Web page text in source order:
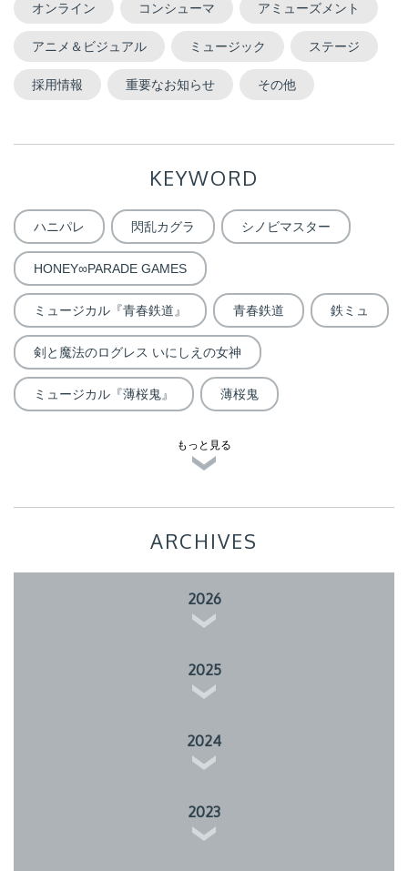
オンライン コンシューマ アミューズメント
アニメ＆ビジュアル ミュージック ステージ
採用情報 重要なお知らせ その他
KEYWORD
ハニパレ 閃乱カグラ シノビマスター
HONEY∞PARADE GAMES
ミュージカル『青春鉄道』 青春鉄道 鉄ミュ
剣と魔法のログレス いにしえの女神
ミュージカル『薄桜鬼』 薄桜鬼
もっと見る
ARCHIVES
2026
2025
2024
2023